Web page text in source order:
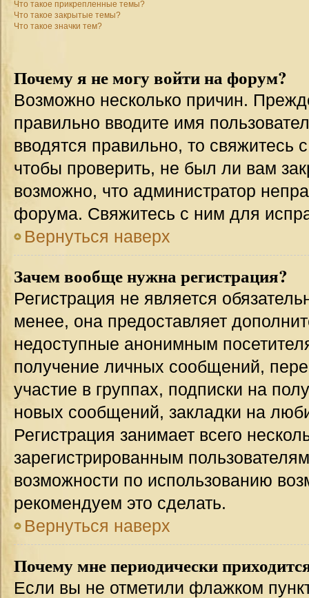
Что такое прикрепленные темы?
Что такое закрытые темы?
Что такое значки тем?
Почему я не могу войти на форум?
Возможно несколько причин.
правильно вводите имя
вводятся правильно, то
чтобы проверить, не был ли вам
возможно, что администратор
форума. Свяжитесь с ним для
Вернуться наверх
Зачем вообще нужна регистрация?
Регистрация не является
менее, она предоставляет
недоступные анонимным
получение личных сообщений,
участие в группах, подписки на
новых сообщений, закладки на
Регистрация занимает всего
зарегистрированным
возможности по использованию
рекомендуем это сделать.
Вернуться наверх
Почему мне периодически
Если вы не отметили флажком